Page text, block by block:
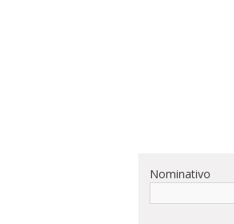
Nominativo